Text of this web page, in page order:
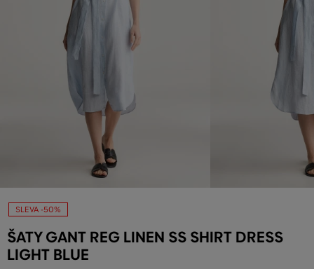
SLEVA -50%
ŠATY GANT REG LINEN SS SHIRT DRESS
LIGHT BLUE